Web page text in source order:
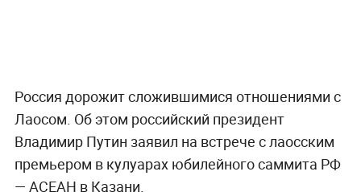
Россия дорожит сложившимися отношениями с
Лаосом. Об этом российский президент
Владимир Путин заявил на встрече с лаосским
премьером в кулуарах юбилейного саммита РФ
— АСЕАН в Казани.